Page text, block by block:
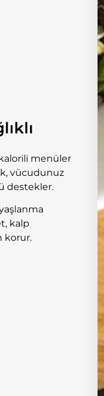
menüler
vücudunuz
destekler.
kalp
korur.